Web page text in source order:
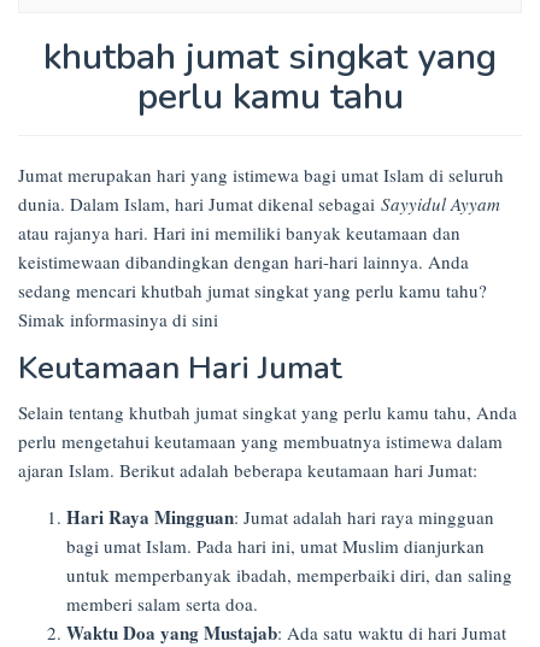
khutbah jumat singkat yang
perlu kamu tahu
Opini
Mahasiswa
Posted
on
11/07/2024
Jumat merupakan hari yang istimewa bagi umat Islam di seluruh
dunia. Dalam Islam, hari Jumat dikenal sebagai Sayyidul Ayyam
atau rajanya hari. Hari ini memiliki banyak keutamaan dan
keistimewaan dibandingkan dengan hari-hari lainnya. Anda
sedang mencari khutbah jumat singkat yang perlu kamu tahu?
Simak informasinya di sini
Keutamaan Hari Jumat
Selain tentang khutbah jumat singkat yang perlu kamu tahu, Anda
perlu mengetahui keutamaan yang membuatnya istimewa dalam
ajaran Islam. Berikut adalah beberapa keutamaan hari Jumat:
Hari Raya Mingguan: Jumat adalah hari raya mingguan
bagi umat Islam. Pada hari ini, umat Muslim dianjurkan
untuk memperbanyak ibadah, memperbaiki diri, dan saling
memberi salam serta doa.
Waktu Doa yang Mustajab: Ada satu waktu di hari Jumat